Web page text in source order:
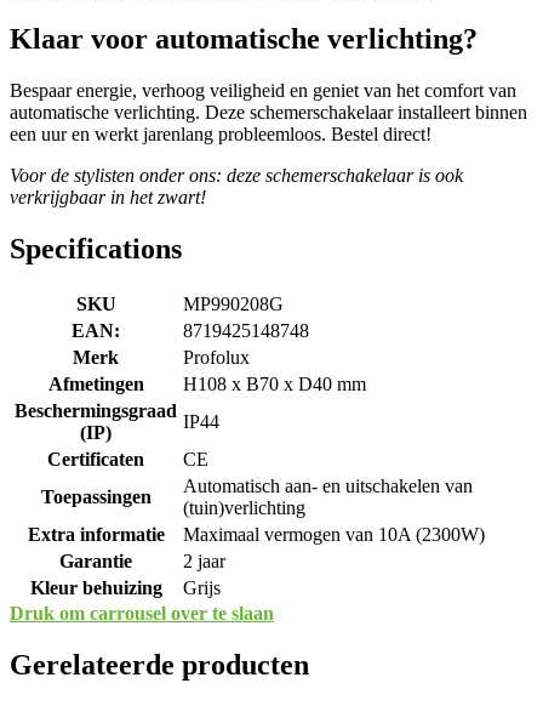
Klaar voor automatische verlichting?
Bespaar energie, verhoog veiligheid en geniet van het comfort van
automatische verlichting. Deze schemerschakelaar installeert binnen
een uur en werkt jarenlang probleemloos. Bestel direct!
Voor de stylisten onder ons: deze schemerschakelaar is ook
verkrijgbaar in het zwart!
Specifications
SKU
MP990208G
EAN:
8719425148748
Merk
Profolux
Afmetingen
H108 x B70 x D40 mm
Beschermingsgraad
(IP)
IP44
Certificaten
CE
Toepassingen
Automatisch aan- en uitschakelen van
(tuin)verlichting
Extra informatie
Maximaal vermogen van 10A (2300W)
Garantie
2 jaar
Kleur behuizing
Grijs
Druk om carrousel over te slaan
Gerelateerde producten